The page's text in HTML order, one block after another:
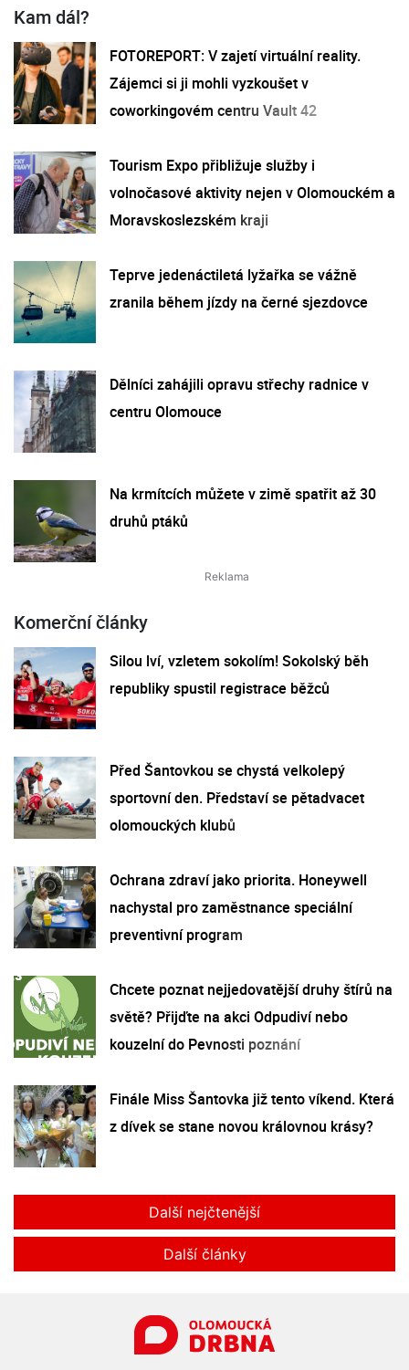
Kam dál?
FOTOREPORT: V zajetí virtuální reality.
Zájemci si ji mohli vyzkoušet v
coworkingovém centru Vault 42
Tourism Expo přibližuje služby i
volnočasové aktivity nejen v Olomouckém a
Moravskoslezském kraji
Teprve jedenáctiletá lyžařka se vážně
zranila během jízdy na černé sjezdovce
Dělníci zahájili opravu střechy radnice v
centru Olomouce
Na krmítcích můžete v zimě spatřit až 30
druhů ptáků
Komerční články
Silou lví, vzletem sokolím! Sokolský běh
republiky spustil registrace běžců
Před Šantovkou se chystá velkolepý
sportovní den. Představí se pětadvacet
olomouckých klubů
Ochrana zdraví jako priorita. Honeywell
nachystal pro zaměstnance speciální
preventivní program
Chcete poznat nejjedovatější druhy štírů na
světě? Přijďte na akci Odpudiví nebo
kouzelní do Pevnosti poznání
Finále Miss Šantovka již tento víkend. Která
z dívek se stane novou královnou krásy?
Další nejčtenější
Další články